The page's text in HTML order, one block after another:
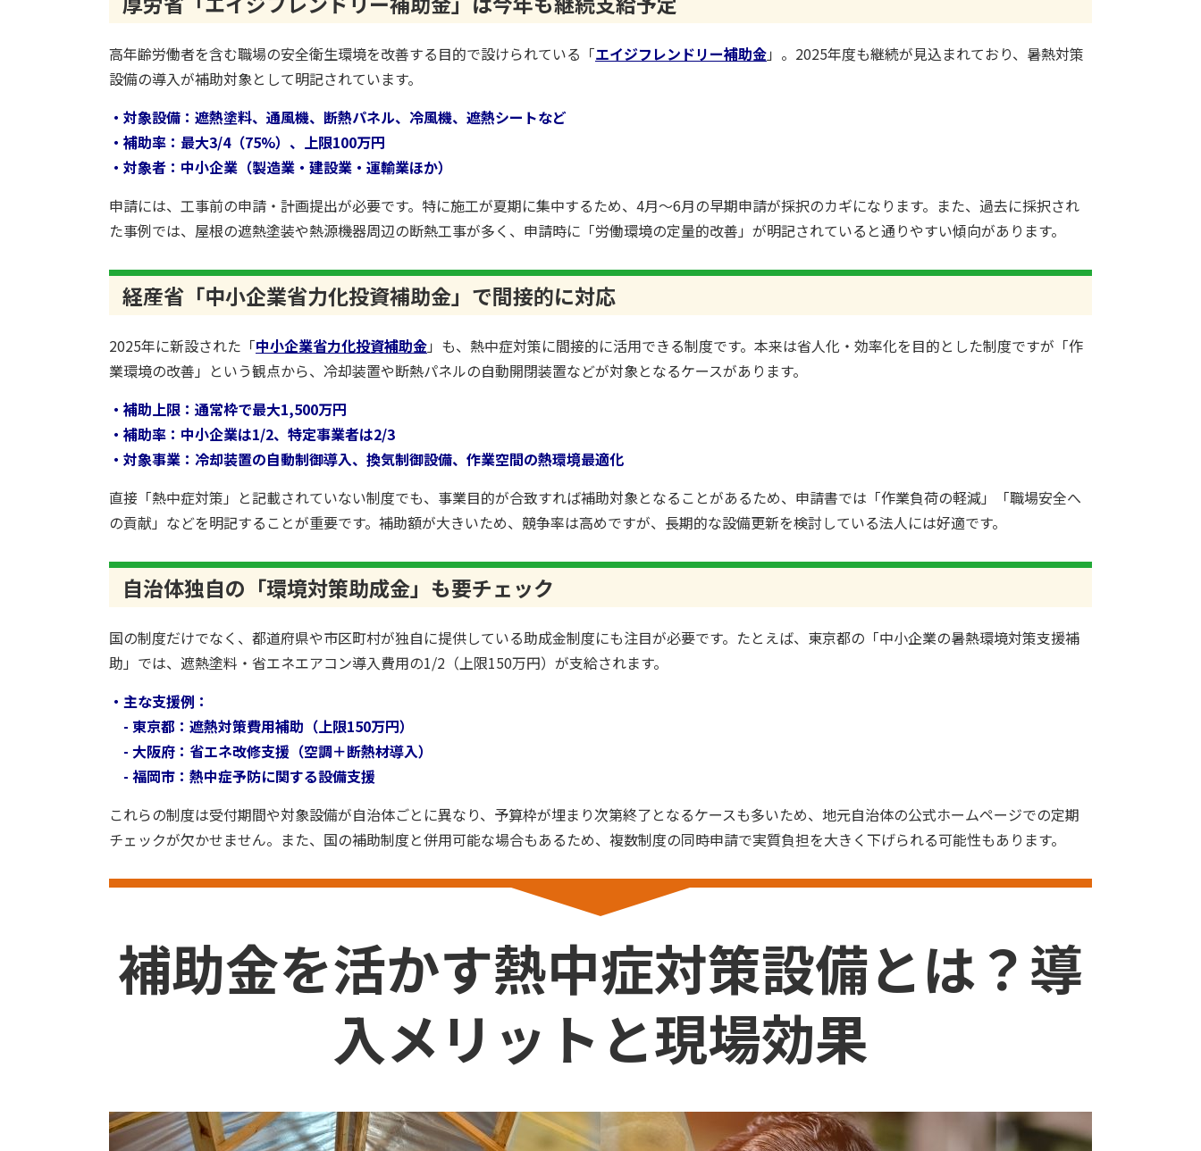
高年齢労働者を含む職場の安全衛生環境を改善する目的で設けられている「エイジフレンドリー補助金」。2025年度も継続が見込まれており、暑熱対策
設備の導入が補助対象として明記されています。
・対象設備：遮熱塗料、通風機、断熱パネル、冷風機、遮熱シートなど
・補助率：最大3/4（75%）、上限100万円
・対象者：中小企業（製造業・建設業・運輸業ほか）
申請には、工事前の申請・計画提出が必要です。特に施工が夏期に集中するため、4月〜6月の早期申請が採択のカギになります。また、過去に採択され
た事例では、屋根の遮熱塗装や熱源機器周辺の断熱工事が多く、申請時に「労働環境の定量的改善」が明記されていると通りやすい傾向があります。
経産省「中小企業省力化投資補助金」で間接的に対応
2025年に新設された「中小企業省力化投資補助金」も、熱中症対策に間接的に活用できる制度です。本来は省人化・効率化を目的とした制度ですが「作
業環境の改善」という観点から、冷却装置や断熱パネルの自動開閉装置などが対象となるケースがあります。
・補助上限：通常枠で最大1,500万円
・補助率：中小企業は1/2、特定事業者は2/3
・対象事業：冷却装置の自動制御導入、換気制御設備、作業空間の熱環境最適化
直接「熱中症対策」と記載されていない制度でも、事業目的が合致すれば補助対象となることがあるため、申請書では「作業負荷の軽減」「職場安全へ
の貢献」などを明記することが重要です。補助額が大きいため、競争率は高めですが、長期的な設備更新を検討している法人には好適です。
自治体独自の「環境対策助成金」も要チェック
国の制度だけでなく、都道府県や市区町村が独自に提供している助成金制度にも注目が必要です。たとえば、東京都の「中小企業の暑熱環境対策支援補
助」では、遮熱塗料・省エネエアコン導入費用の1/2（上限150万円）が支給されます。
・主な支援例：
- 東京都：遮熱対策費用補助（上限150万円）
- 大阪府：省エネ改修支援（空調＋断熱材導入）
- 福岡市：熱中症予防に関する設備支援
これらの制度は受付期間や対象設備が自治体ごとに異なり、予算枠が埋まり次第終了となるケースも多いため、地元自治体の公式ホームページでの定期
チェックが欠かせません。また、国の補助制度と併用可能な場合もあるため、複数制度の同時申請で実質負担を大きく下げられる可能性もあります。
補助金を活かす熱中症対策設備とは？導
入メリットと現場効果